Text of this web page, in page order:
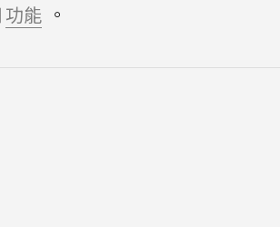
功能 。